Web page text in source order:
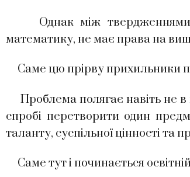
Однак між твердженнями
математику, не має права на
Саме цю прірву прихильники
Проблема полягає навіть не в
спробі перетворити один
таланту, суспільної цінності та
Саме тут і починається